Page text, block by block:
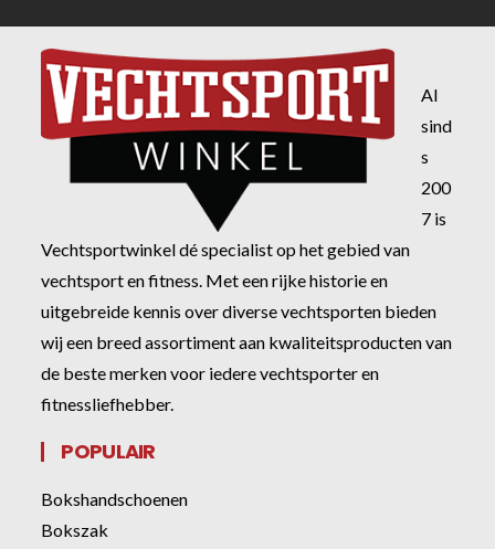
Al
sind
s
200
7 is
Vechtsportwinkel dé specialist op het gebied van
vechtsport en fitness. Met een rijke historie en
uitgebreide kennis over diverse vechtsporten bieden
wij een breed assortiment aan kwaliteitsproducten van
de beste merken voor iedere vechtsporter en
fitnessliefhebber.
POPULAIR
Bokshandschoenen
Bokszak